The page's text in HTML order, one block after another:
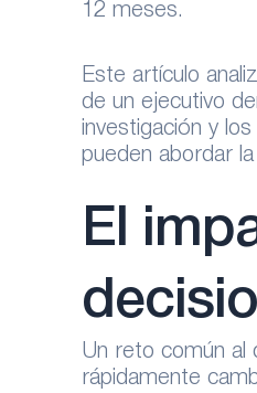
12 meses.
Este artículo
de un ejecutivo
investigación y
pueden abordar
El
Un reto común al
rápidamente